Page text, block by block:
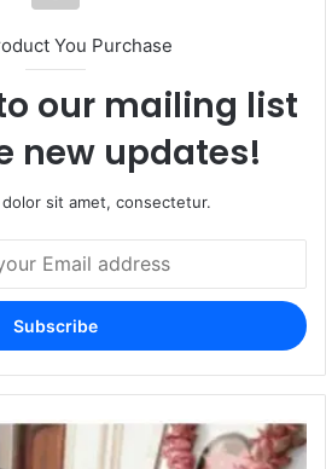
You Purchase
our mailing list
new updates!
dolor sit amet, consectetur.